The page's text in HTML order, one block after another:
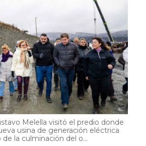
Melella visitó el predio donde
usina de generación eléctrica
la culminación del o...